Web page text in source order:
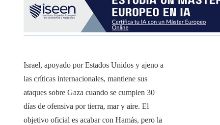
Israel, apoyado por Estados Unidos y ajeno a
las críticas internacionales, mantiene sus
ataques sobre Gaza cuando se cumplen 30
días de ofensiva por tierra, mar y aire. El
objetivo oficial es acabar con Hamás, pero la